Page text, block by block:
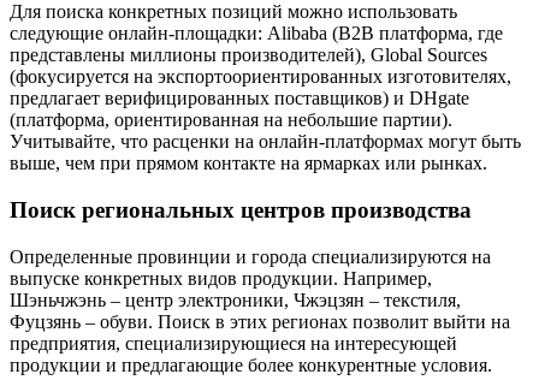
Для поиска конкретных позиций можно использовать
следующие онлайн-площадки: Alibaba (B2B платформа, где
представлены миллионы производителей), Global Sources
(фокусируется на экспортоориентированных изготовителях,
предлагает верифицированных поставщиков) и DHgate
(платформа, ориентированная на небольшие партии).
Учитывайте, что расценки на онлайн-платформах могут быть
выше, чем при прямом контакте на ярмарках или рынках.
Поиск региональных центров производства
Определенные провинции и города специализируются на
выпуске конкретных видов продукции. Например,
Шэньчжэнь – центр электроники, Чжэцзян – текстиля,
Фуцзянь – обуви. Поиск в этих регионах позволит выйти на
предприятия, специализирующиеся на интересующей
продукции и предлагающие более конкурентные условия.